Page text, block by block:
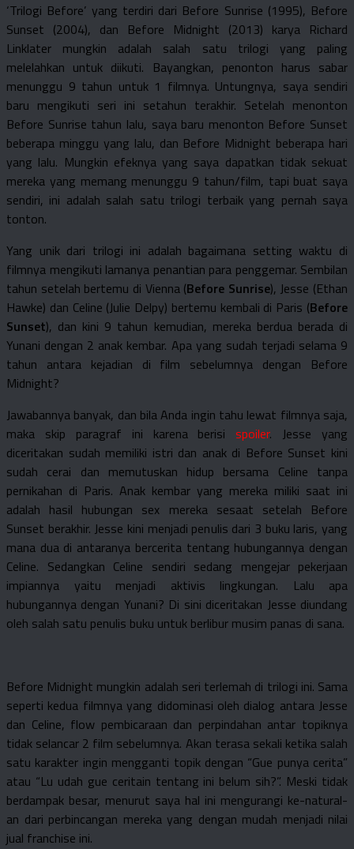
‘Trilogi Before’ yang terdiri dari Before Sunrise (1995), Before
Sunset (2004), dan Before Midnight (2013) karya Richard
Linklater mungkin adalah salah satu trilogi yang paling
melelahkan untuk diikuti. Bayangkan, penonton harus sabar
menunggu 9 tahun untuk 1 filmnya. Untungnya, saya sendiri
baru mengikuti seri ini setahun terakhir. Setelah menonton
Before Sunrise tahun lalu, saya baru menonton Before Sunset
beberapa minggu yang lalu, dan Before Midnight beberapa hari
yang lalu. Mungkin efeknya yang saya dapatkan tidak sekuat
mereka yang memang menunggu 9 tahun/film, tapi buat saya
sendiri, ini adalah salah satu trilogi terbaik yang pernah saya
tonton.
Yang unik dari trilogi ini adalah bagaimana setting waktu di
filmnya mengikuti lamanya penantian para penggemar. Sembilan
tahun setelah bertemu di Vienna (Before Sunrise), Jesse (Ethan
Hawke) dan Celine (Julie Delpy) bertemu kembali di Paris (Before
Sunset), dan kini 9 tahun kemudian, mereka berdua berada di
Yunani dengan 2 anak kembar. Apa yang sudah terjadi selama 9
tahun antara kejadian di film sebelumnya dengan Before
Midnight?
Jawabannya banyak, dan bila Anda ingin tahu lewat filmnya saja,
maka skip paragraf ini karena berisispoiler. Jesse yang
diceritakan sudah memiliki istri dan anak di Before Sunset kini
sudah cerai dan memutuskan hidup bersama Celine tanpa
pernikahan di Paris. Anak kembar yang mereka miliki saat ini
adalah hasil hubungan sex mereka sesaat setelah Before
Sunset berakhir. Jesse kini menjadi penulis dari 3 buku laris, yang
mana dua di antaranya bercerita tentang hubungannya dengan
Celine. Sedangkan Celine sendiri sedang mengejar pekerjaan
impiannya yaitu menjadi aktivis lingkungan. Lalu apa
hubungannya dengan Yunani? Di sini diceritakan Jesse diundang
oleh salah satu penulis buku untuk berlibur musim panas di sana.
Before Midnight mungkin adalah seri terlemah di trilogi ini. Sama
seperti kedua filmnya yang didominasi oleh dialog antara Jesse
dan Celine, flow pembicaraan dan perpindahan antar topiknya
tidak selancar 2 film sebelumnya. Akan terasa sekali ketika salah
satu karakter ingin mengganti topik dengan “Gue punya cerita”
atau “Lu udah gue ceritain tentang ini belum sih?”. Meski tidak
berdampak besar, menurut saya hal ini mengurangi ke-natural-
an dari perbincangan mereka yang dengan mudah menjadi nilai
jual franchise ini.